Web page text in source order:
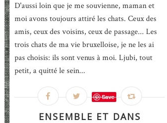
D'aussi loin que je me souvienne, maman et
moi avons toujours attiré les chats. Ceux des
amis, ceux des voisins, ceux de passage... Les
trois chats de ma vie bruxelloise, je ne les ai
pas choisis: ils sont venus à moi. Ljubi, tout
petit, a quitté le sein...
Save
ENSEMBLE ET DANS